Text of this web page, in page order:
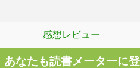
感想レビュー
あなたも読書メーターに